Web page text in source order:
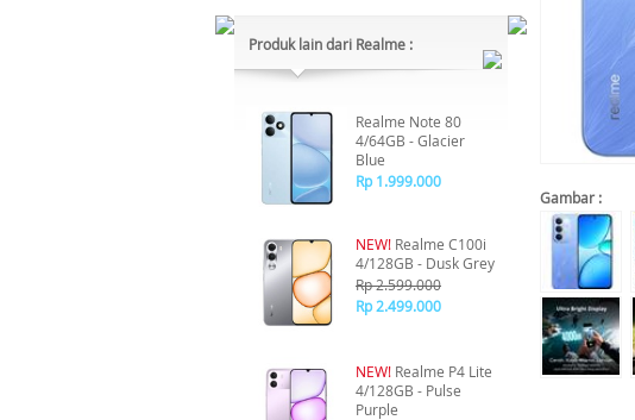
Produk lain dari Realme :
Realme Note 80
4/64GB - Glacier
Blue
Rp 1.999.000
NEW! Realme C100i
4/128GB - Dusk Grey
Rp 2.599.000
Rp 2.499.000
NEW! Realme P4 Lite
4/128GB - Pulse
Purple
Gambar :